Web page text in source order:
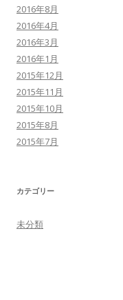
2016年8月
2016年4月
2016年3月
2016年1月
2015年12月
2015年11月
2015年10月
2015年8月
2015年7月
カテゴリー
未分類